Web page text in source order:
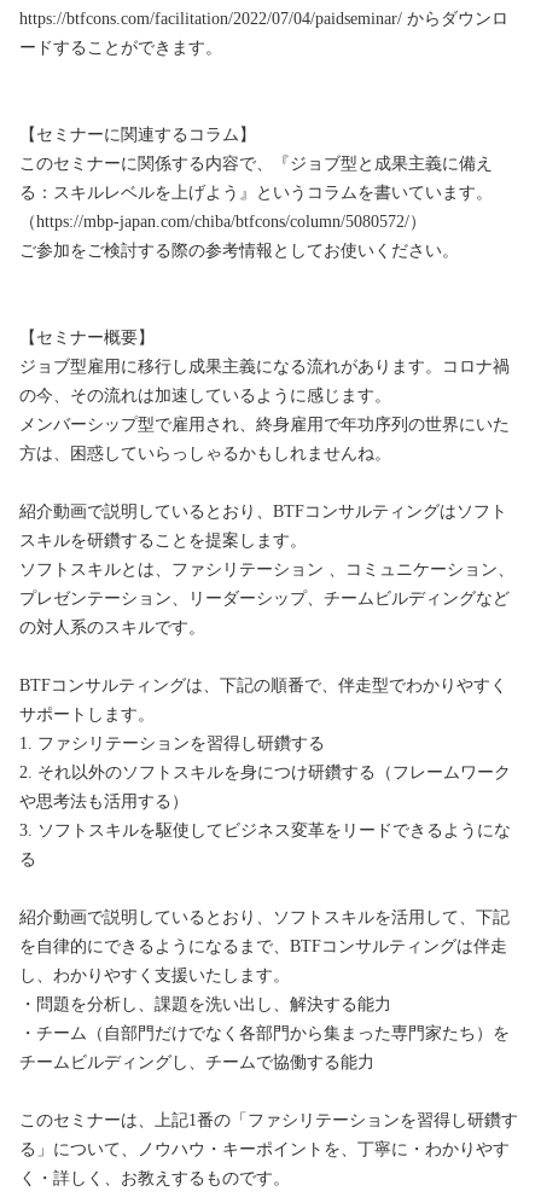
https://btfcons.com/facilitation/2022/07/04/paidseminar/ からダウンロ
ードすることができます。
【セミナーに関連するコラム】
このセミナーに関係する内容で、『ジョブ型と成果主義に備え
る：スキルレベルを上げよう』というコラムを書いています。
（https://mbp-japan.com/chiba/btfcons/column/5080572/）
ご参加をご検討する際の参考情報としてお使いください。
【セミナー概要】
ジョブ型雇用に移行し成果主義になる流れがあります。コロナ禍
の今、その流れは加速しているように感じます。
メンバーシップ型で雇用され、終身雇用で年功序列の世界にいた
方は、困惑していらっしゃるかもしれませんね。
紹介動画で説明しているとおり、BTFコンサルティングはソフト
スキルを研鑽することを提案します。
ソフトスキルとは、ファシリテーション 、コミュニケーション、
プレゼンテーション、リーダーシップ、チームビルディングなど
の対人系のスキルです。
BTFコンサルティングは、下記の順番で、伴走型でわかりやすく
サポートします。
1. ファシリテーションを習得し研鑽する
2. それ以外のソフトスキルを身につけ研鑽する（フレームワーク
や思考法も活用する）
3. ソフトスキルを駆使してビジネス変革をリードできるようにな
る
紹介動画で説明しているとおり、ソフトスキルを活用して、下記
を自律的にできるようになるまで、BTFコンサルティングは伴走
し、わかりやすく支援いたします。
・問題を分析し、課題を洗い出し、解決する能力
・チーム（自部門だけでなく各部門から集まった専門家たち）を
チームビルディングし、チームで協働する能力
このセミナーは、上記1番の「ファシリテーションを習得し研鑽す
る」について、ノウハウ・キーポイントを、丁寧に・わかりやす
く・詳しく、お教えするものです。